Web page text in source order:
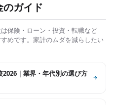
のガイド
保険・ローン・投資・転職など
めです。家計のムダを減らしたい
｜業界・年代別の選び方